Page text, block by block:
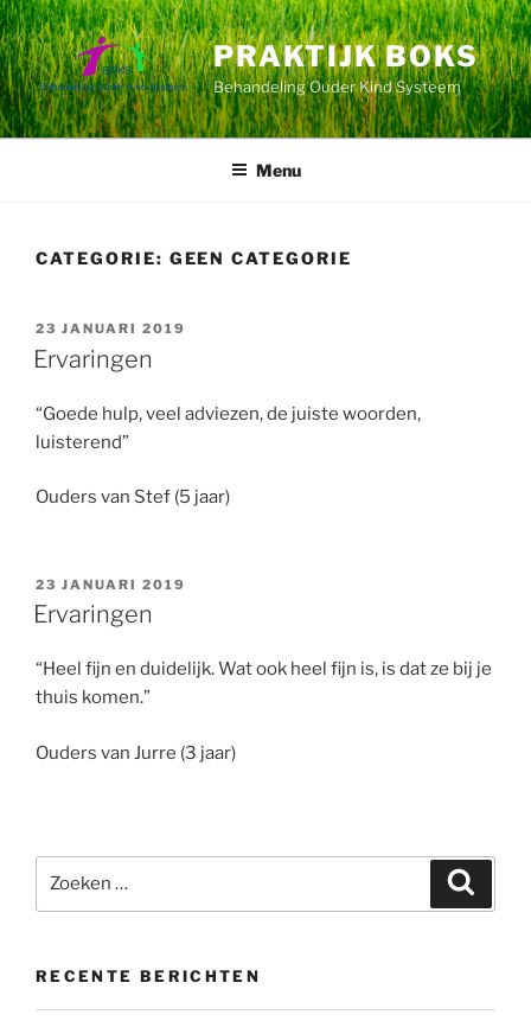
Ga
naar
de
inhoud
PRAKTIJK BOKS
Behandeling Ouder Kind Systeem
Menu
CATEGORIE: GEEN CATEGORIE
GEPLAATST
OP
23 JANUARI 2019
Ervaringen
“Goede hulp, veel adviezen, de juiste woorden,
luisterend”
Ouders van Stef (5 jaar)
GEPLAATST
OP
23 JANUARI 2019
Ervaringen
“Heel fijn en duidelijk. Wat ook heel fijn is, is dat ze bij je
thuis komen.”
Ouders van Jurre (3 jaar)
naar:
RECENTE BERICHTEN